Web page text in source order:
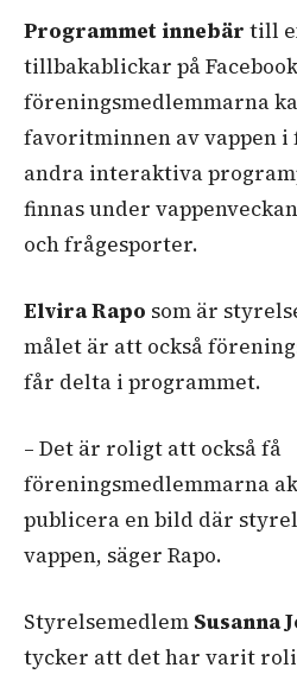
Programmet innebär till
tillbakablickar på
föreningsmedlemmarna
favoritminnen av vappen
andra interaktiva
finnas under
och frågesporter.
Elvira Rapo som är
målet är att också
får delta i programmet.
– Det är roligt att också få
föreningsmedlemmarna
publicera en bild där
vappen, säger Rapo.
Styrelsemedlem Susanna
tycker att det har varit